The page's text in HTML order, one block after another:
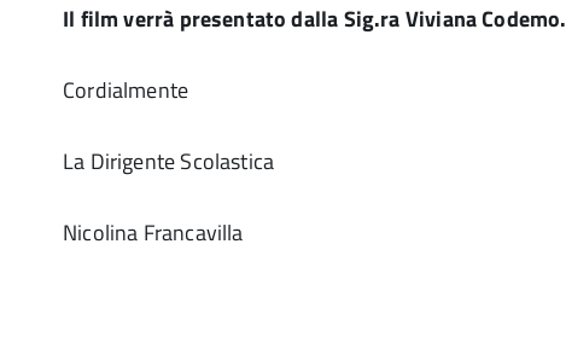
Il film verrà presentato dalla Sig.ra Viviana Codemo.
Cordialmente
La Dirigente Scolastica
Nicolina Francavilla